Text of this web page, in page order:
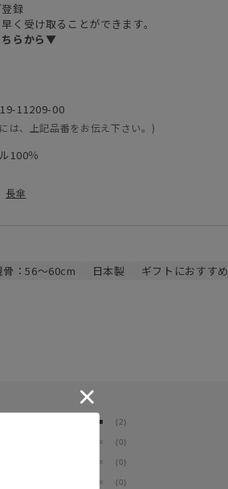
録
く受け取ることができます。
ちらから▼
11209-00
は、上記品番をお伝え下さい。)
100％
長傘
骨：56～60cm 日本製 ギフトにおすすめ
(2)
(0)
(0)
(0)